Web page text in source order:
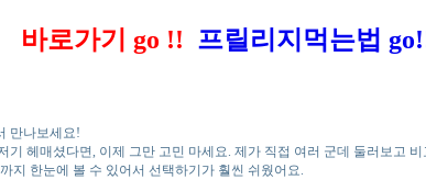
바로가기 go !! 프릴리지먹는법
만나보세요!
기 헤매셨다면, 이제 그만 고민 마세요. 제가 직접 여러 군데 둘러보고
지 한눈에 볼 수 있어서 선택하기가 훨씬 쉬웠어요.